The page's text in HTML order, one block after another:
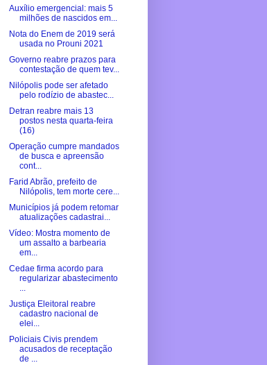
Auxílio emergencial: mais 5
milhões de nascidos em...
Nota do Enem de 2019 será
usada no Prouni 2021
Governo reabre prazos para
contestação de quem tev...
Nilópolis pode ser afetado
pelo rodízio de abastec...
Detran reabre mais 13
postos nesta quarta-feira
(16)
Operação cumpre mandados
de busca e apreensão
cont...
Farid Abrão, prefeito de
Nilópolis, tem morte cere...
Municípios já podem retomar
atualizações cadastrai...
Vídeo: Mostra momento de
um assalto a barbearia
em...
Cedae firma acordo para
regularizar abastecimento
...
Justiça Eleitoral reabre
cadastro nacional de
elei...
Policiais Civis prendem
acusados de receptação
de ...